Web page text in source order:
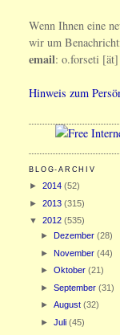
Wenn Ihnen eine
wir um
email: o.forseti
Hinweis zum
BLOG-ARCHIV
►2014(52)
►2013(315)
▼2012(535)
► Dezember (28)
► November (44)
► Oktober (21)
► September (31)
► August (32)
► Juli (45)